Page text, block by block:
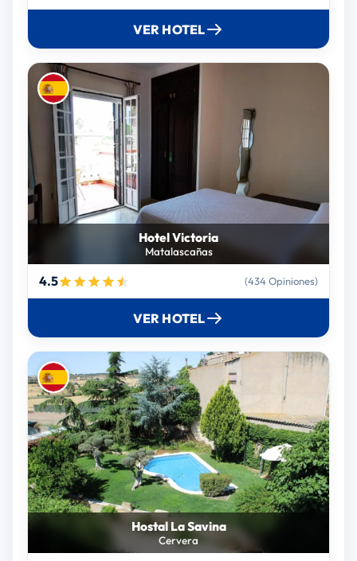
VER HOTEL
Hotel Victoria
Matalascañas
4.5 (434 Opiniones)
VER HOTEL
Hostal La Savina
Cervera